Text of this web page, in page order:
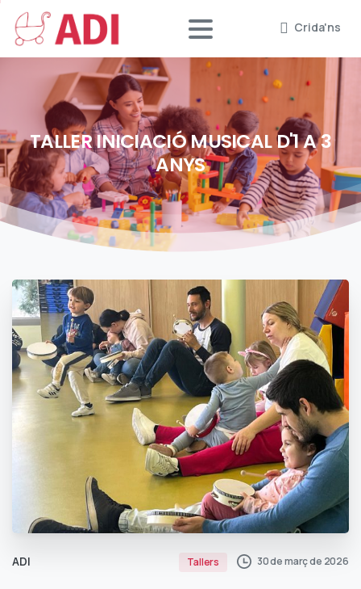
Crida'ns
TALLERINICIACIÓMUSICALD'1A3
ANYS
ADI Tallers 30 de març de 2026